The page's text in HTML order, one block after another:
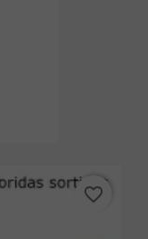
favorite_border